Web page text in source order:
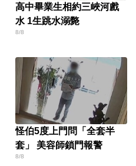
高中畢業生相約三峽河戲
水 1生跳水溺斃
8/8
怪伯5度上門問「全套半
套」 美容師鎖門報警
8/8